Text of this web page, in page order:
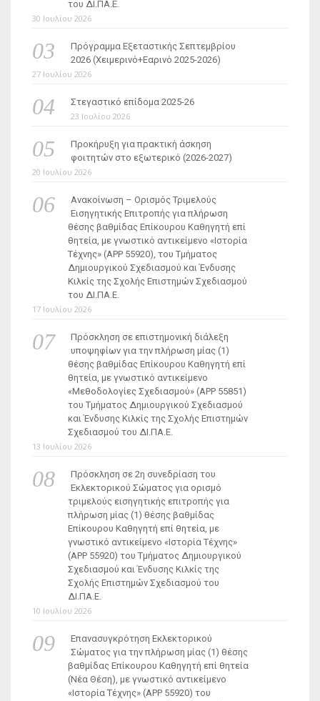
του ΔΙ.ΠΑ.Ε.
30 Ιουλίου 2026
Πρόγραμμα Εξεταστικής Σεπτεμβρίου
2026 (Χειμερινό+Εαρινό 2025-2026)
27 Ιουλίου 2026
Στεγαστικό επίδομα 2025-26
23 Ιουλίου 2026
Προκήρυξη για πρακτική άσκηση
φοιτητών στο εξωτερικό (2026-2027)
20 Ιουλίου 2026
Ανακοίνωση – Ορισμός Τριμελούς
Εισηγητικής Επιτροπής για πλήρωση
θέσης βαθμίδας Επίκουρου Καθηγητή επί
θητεία, με γνωστικό αντικείμενο «Ιστορία
Τέχνης» (ΑΡΡ 55920), του Τμήματος
Δημιουργικού Σχεδιασμού και Ένδυσης
Κιλκίς της Σχολής Επιστημών Σχεδιασμού
του ΔΙ.ΠΑ.Ε.
17 Ιουλίου 2026
Πρόσκληση σε επιστημονική διάλεξη
υποψηφίων για την πλήρωση μίας (1)
θέσης βαθμίδας Επίκουρου Καθηγητή επί
θητεία, με γνωστικό αντικείμενο
«Μεθοδολογίες Σχεδιασμού» (ΑΡΡ 55851)
του Τμήματος Δημιουργικού Σχεδιασμού
και Ένδυσης Κιλκίς της Σχολής Επιστημών
Σχεδιασμού του ΔΙ.ΠΑ.Ε.
13 Ιουλίου 2026
Πρόσκληση σε 2η συνεδρίαση του
Εκλεκτορικού Σώματος για ορισμό
τριμελούς εισηγητικής επιτροπής για
πλήρωση μίας (1) θέσης βαθμίδας
Επίκουρου Καθηγητή επί θητεία, με
γνωστικό αντικείμενο «Ιστορία Τέχνης»
(ΑΡΡ 55920) του Τμήματος Δημιουργικού
Σχεδιασμού και Ένδυσης Κιλκίς της
Σχολής Επιστημών Σχεδιασμού του
ΔΙ.ΠΑ.Ε.
10 Ιουλίου 2026
Επανασυγκρότηση Εκλεκτορικού
Σώματος για την πλήρωση μίας (1) θέσης
βαθμίδας Επίκουρου Καθηγητή επί θητεία
(Νέα Θέση), με γνωστικό αντικείμενο
«Ιστορία Τέχνης» (ΑΡΡ 55920) του